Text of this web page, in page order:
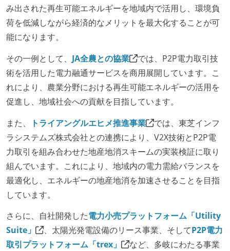
み出された再生可能エネルギーを地域内で活用し、環境負
荷を低減しながら経済的なメリットを最大化することが可
能になります。
その一例として、 JA全農との協業
では、P2P電力取引技
術を活用した電力融通サービスを商用展開しています。こ
れにより、農業分野における再生可能エネルギーの活用を
促進し、地域社会への貢献を目指しています。
また、
トライアングルエヒメ推進事業
では、東芝インフ
ラシステムズ株式会社との連携により、V2X技術とP2P電
力取引を組み合わせた地産地消スキームの実装検証に取り
組んでいます。これにより、地域内の電力需給バランスを
最適化し、エネルギーの地産地消を加速させることを目指
しています。
さらに、自社開発した電力小売プラットフォーム「Utility
Suite」
、太陽光発電設備のリース事業、そしてP2P電力
取引プラットフォーム「trex」
など、多岐にわたる事業